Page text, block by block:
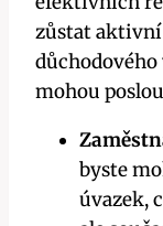
zůstat aktivní
mohou
byste
úvazek,